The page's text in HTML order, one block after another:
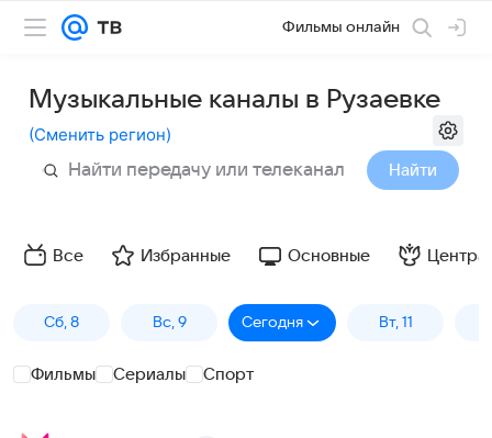
Фильмы онлайн
Музыкальные каналы в Рузаевке
(Сменить регион)
Найти
Все Избранные Основные
Сб, 8 Вс, 9 Сегодня Вт, 11
Фильмы Сериалы Спорт